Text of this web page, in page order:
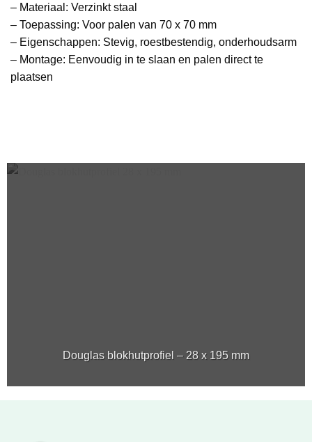
– Materiaal: Verzinkt staal
– Toepassing: Voor palen van 70 x 70 mm
– Eigenschappen: Stevig, roestbestendig, onderhoudsarm
– Montage: Eenvoudig in te slaan en palen direct te
plaatsen
Douglas blokhutprofiel – 28 x 195 mm